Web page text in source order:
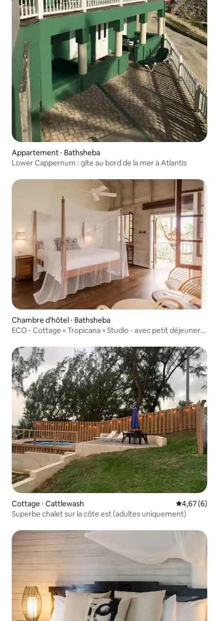
Appartement ⋅ Bathsheba
Lower Cappernum : gîte au bord de la mer à Atlantis
Chambre d'hôtel ⋅ Bathsheba
ECO - Cottage « Tropicana » Studio - avec petit déjeuner
Cottage ⋅ Cattlewash Évaluation
4,67 (6)
Superbe chalet sur la côte est (adultes uniquement)